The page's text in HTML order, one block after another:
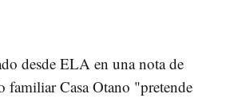
desde ELA en una nota de
familiar Casa Otano "pretende